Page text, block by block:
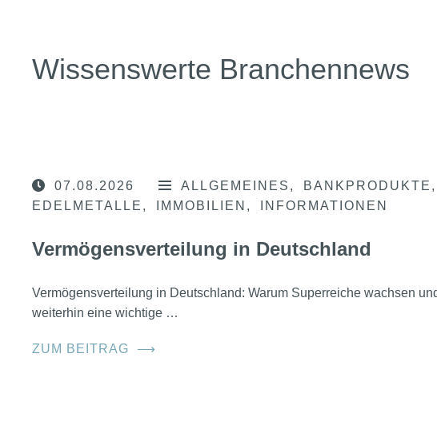
Wissenswerte Branchennews
07.08.2026 ALLGEMEINES
BANKPRODUKTE
EDELMETALLE
IMMOBILIEN INFORMATIONEN
Vermögensverteilung in Deutschland
Vermögensverteilung in Deutschland: Warum Superreiche wachsen
weiterhin eine wichtige …
ZUM BEITRAG ⟶